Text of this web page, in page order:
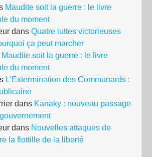
Maudite soit la guerre : le livre
du moment
dans Quatre luttes victorieuses
ça peut marcher
Maudite soit la guerre : le livre
du moment
L’Extermination des Communards :
dans Kanaky : nouveau passage
dans Nouvelles attaques de
la flottille de la liberté